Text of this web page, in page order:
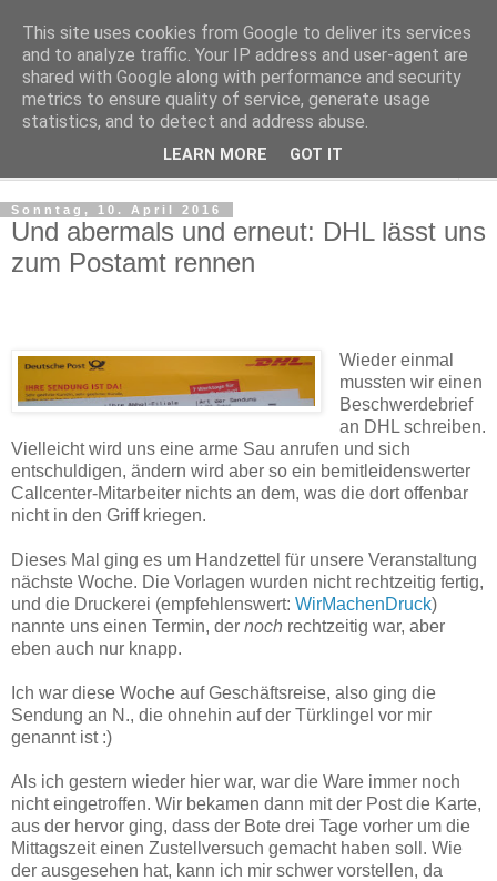
Martins Braindumps
Artikel, Texte, Notizen.
Sonntag, 10. April 2016
Und abermals und erneut: DHL lässt uns
zum Postamt rennen
Wieder einmal
mussten wir einen
Beschwerdebrief
an DHL schreiben.
Vielleicht wird uns eine arme Sau anrufen und sich
entschuldigen, ändern wird aber so ein bemitleidenswerter
Callcenter-Mitarbeiter nichts an dem, was die dort offenbar
nicht in den Griff kriegen.
Dieses Mal ging es um Handzettel für unsere Veranstaltung
nächste Woche. Die Vorlagen wurden nicht rechtzeitig fertig,
und die Druckerei (empfehlenswert: WirMachenDruck)
nannte uns einen Termin, der noch rechtzeitig war, aber
eben auch nur knapp.
Ich war diese Woche auf Geschäftsreise, also ging die
Sendung an N., die ohnehin auf der Türklingel vor mir
genannt ist :)
Als ich gestern wieder hier war, war die Ware immer noch
nicht eingetroffen. Wir bekamen dann mit der Post die Karte,
aus der hervor ging, dass der Bote drei Tage vorher um die
Mittagszeit einen Zustellversuch gemacht haben soll. Wie
der ausgesehen hat, kann ich mir schwer vorstellen, da
This site uses cookies from Google to deliver its services
and to analyze traffic. Your IP address and user-agent are
shared with Google along with performance and security
metrics to ensure quality of service, generate usage
statistics, and to detect and address abuse.
LEARN MORE GOT IT